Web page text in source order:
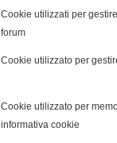
Cookie utilizzati per
forum
Cookie utilizzato per
Cookie utilizzato per
informativa cookie